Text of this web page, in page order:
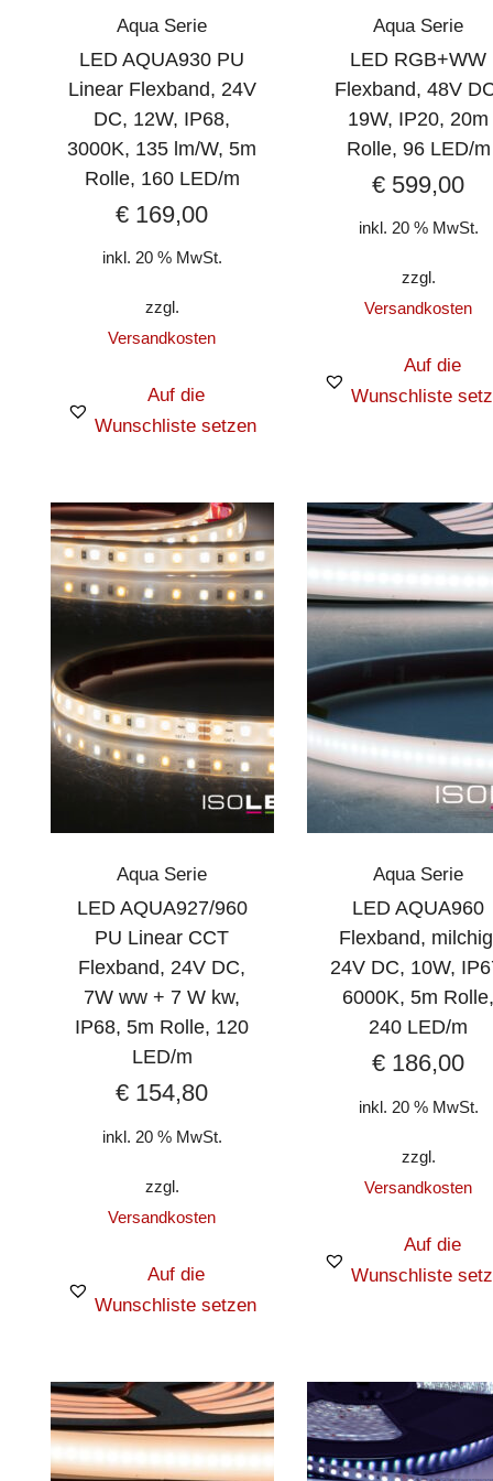
Aqua Serie
LED AQUA930 PU
Linear Flexband, 24V
DC, 12W, IP68,
3000K, 135 lm/W, 5m
Rolle, 160 LED/m
€ 169,00
inkl. 20 % MwSt.
zzgl.
Versandkosten
Auf die
Wunschliste setzen
Aqua Serie
LED RGB+WW
Flexband, 48V
19W, IP20, 20m
Rolle, 96 LED/m
€ 599,00
inkl. 20 % MwSt.
zzgl.
Versandkosten
Auf die
Wunschliste
Aqua Serie
LED AQUA927/960
PU Linear CCT
Flexband, 24V DC,
7W ww + 7 W kw,
IP68, 5m Rolle, 120
LED/m
€ 154,80
inkl. 20 % MwSt.
zzgl.
Versandkosten
Auf die
Wunschliste setzen
Aqua Serie
LED AQUA960
Flexband,
24V DC, 10W,
6000K, 5m
240 LED/m
€ 186,00
inkl. 20 % MwSt.
zzgl.
Versandkosten
Auf die
Wunschliste